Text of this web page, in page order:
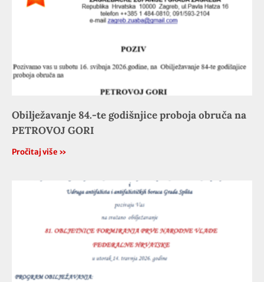
Obilježavanje 84.-te godišnjice proboja obruča na
PETROVOJ GORI
Pročitaj više »